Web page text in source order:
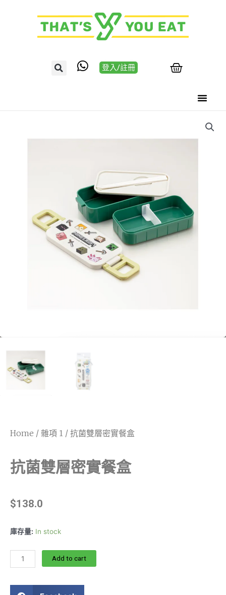
登入/註冊
Home / 雜項 1 / 抗菌雙層密實餐盒
抗菌雙層密實餐盒
$138.0
庫存量: In stock
Add to cart